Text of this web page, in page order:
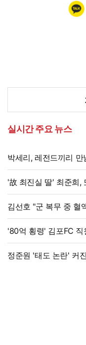
실시간 주요 뉴스
박세리, 레전드끼리
'반전'
'故 최진실 딸' 최준희,
김선호 "군 복무 중 혈
'80억 횡령' 김포FC 직
정준원 '태도 논란' 커